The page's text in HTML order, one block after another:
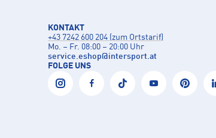
KONTAKT
+43 7242 600 204 (zum Ortstarif)
Mo. – Fr. 08:00 – 20:00 Uhr
service.eshop@intersport.at
FOLGE UNS